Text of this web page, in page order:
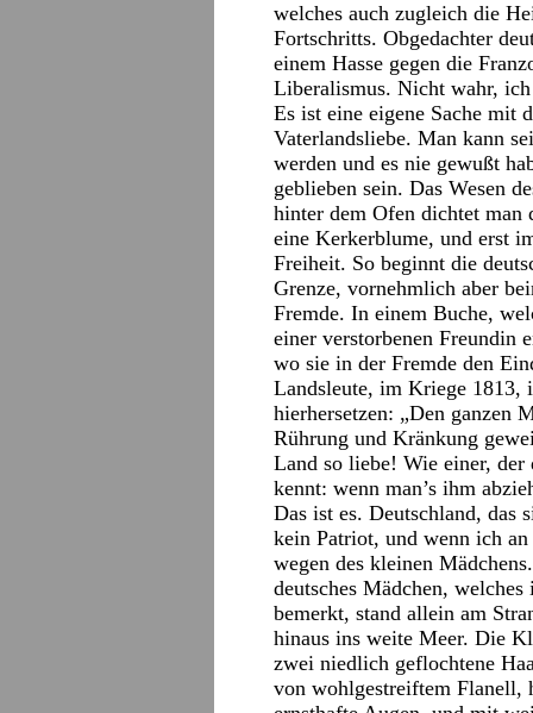
welches auch zugleich die
Fortschritts. Obgedachter
einem Hasse gegen die
Liberalismus. Nicht wahr,
Es ist eine eigene Sache mit
Vaterlandsliebe. Man kann
werden und es nie gewußt
geblieben sein. Das Wesen
hinter dem Ofen dichtet man
eine Kerkerblume, und erst
Freiheit. So beginnt die
Grenze, vornehmlich aber
Fremde. In einem Buche,
einer verstorbenen Freundin
wo sie in der Fremde den
Landsleute, im Kriege
hierhersetzen: „Den ganzen
Rührung und Kränkung
Land so liebe! Wie einer,
kennt: wenn man’s ihm
Das ist es. Deutschland,
kein Patriot, und wenn ich an
wegen des kleinen
deutsches Mädchen,
bemerkt, stand allein am
hinaus ins weite Meer. Die
zwei niedlich geflochtene
von wohlgestreiftem Flanell,